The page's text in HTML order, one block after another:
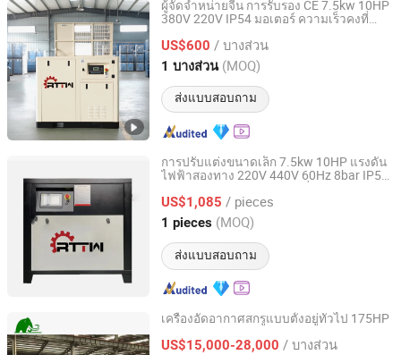
ผู้จัดจำหน่ายจีน การรับรอง CE 7.5kw 10HP
380V 220V IP54 มอเตอร์ ความเร็วคงที่
หมุนอุตสาหกรรม
US$600 / บางส่วน
1 บางส่วน (MOQ)
ส่งแบบสอบถาม
Jiangxi Honghaili Energy Technology Co., Ltd.
Guangdong, China อัตราจาก 2026
การปรับแต่งขนาดเล็ก 7.5kw 10HP แรงดัน
ไฟฟ้าสองทาง 220V 440V 60Hz 8bar IP54
อุตสาหกรรมประสิทธิภาพสูง
US$1,085 / pieces
1 pieces (MOQ)
ส่งแบบสอบถาม
Jiangxi Honghaili Energy Technology Co., Ltd.
Guangdong, China อัตราจาก 2026
เครื่องอัดอากาศสกรูแบบตั้งอยู่ทั่วไป 175HP
US$15,000-28,000 / บางส่วน
Shenyang ABT Drilling Equipment Co., Ltd.